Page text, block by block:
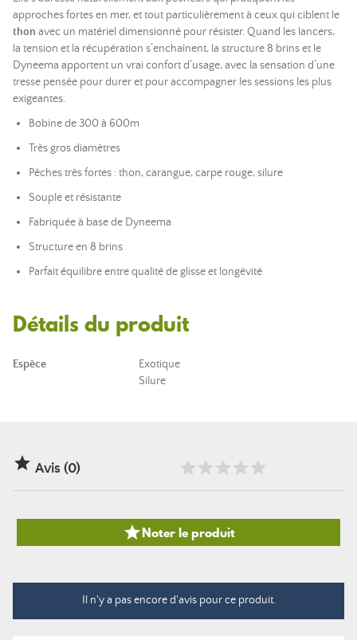
approches fortes en mer, et tout particulièrement à ceux qui ciblent le
thon avec un matériel dimensionné pour résister. Quand les lancers,
la tension et la récupération s’enchaînent, la structure 8 brins et le
Dyneema apportent un vrai confort d’usage, avec la sensation d’une
tresse pensée pour durer et pour accompagner les sessions les plus
exigeantes.
Bobine de 300 à 600m
Très gros diamètres
Pêches très fortes : thon, carangue, carpe rouge, silure
Souple et résistante
Fabriquée à base de Dyneema
Structure en 8 brins
Parfait équilibre entre qualité de glisse et longévité
Détails du produit
Espèce
Exotique
Silure
 Avis (0)
Noter le produit
Il n'y a pas encore d'avis pour ce produit.